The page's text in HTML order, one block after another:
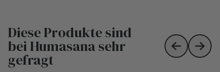
Diese Produkte sind
bei Humasana sehr
gefragt Skip toSkip